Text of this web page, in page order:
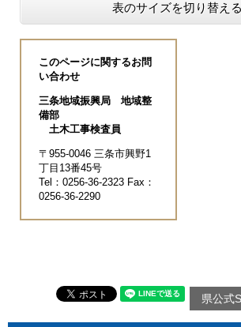
表のサイズを切り替える
このページに関するお問
い合わせ
三条地域振興局 地域整
備部
土木工事検査員
〒955-0046 三条市興野1
丁目13番45号
Tel：0256-36-2323 Fax：
0256-36-2290
県公式